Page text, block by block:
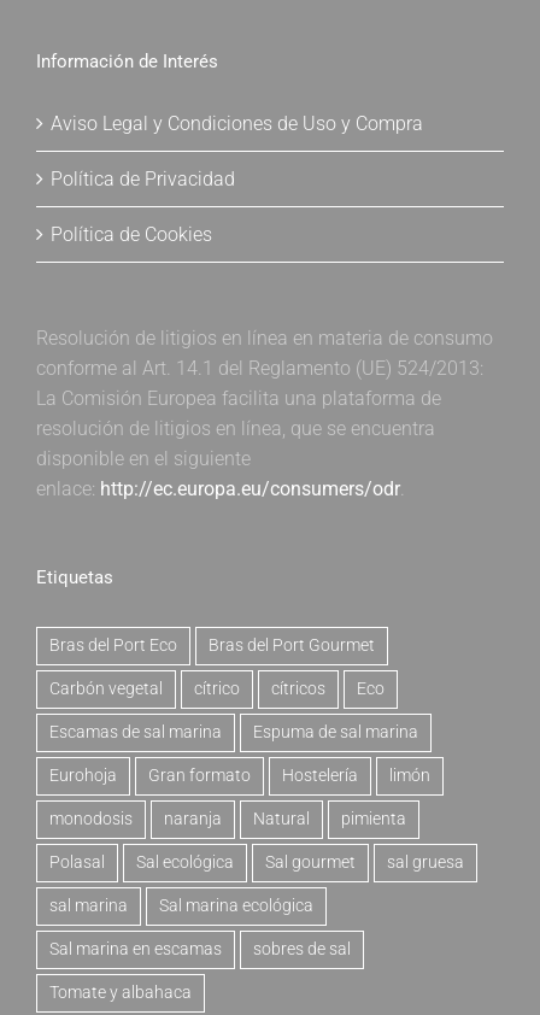
Información de Interés
Aviso Legal y Condiciones de Uso y Compra
Política de Privacidad
Política de Cookies
Resolución de litigios en línea en materia de consumo
conforme al Art. 14.1 del Reglamento (UE) 524/2013:
La Comisión Europea facilita una plataforma de
resolución de litigios en línea, que se encuentra
disponible en el siguiente
enlace: http://ec.europa.eu/consumers/odr.
Etiquetas
Bras del Port Eco Bras del Port Gourmet
Carbón vegetal cítrico cítricos Eco
Escamas de sal marina Espuma de sal marina
Eurohoja Gran formato Hostelería limón
monodosis naranja Natural pimienta
Polasal Sal ecológica Sal gourmet sal gruesa
sal marina Sal marina ecológica
Sal marina en escamas sobres de sal
Tomate y albahaca